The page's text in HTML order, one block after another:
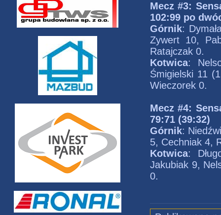
Mecz #3:
102:99 po
Górnik:
Zywert 10,
Ratajczak 0.
Kotwica:
Śmigielski 11
Wieczorek 0.
Mecz #4:
79:71 (39:32)
Górnik:
5, Cechniak 4,
Kotwica:
Jakubiak 9,
0.